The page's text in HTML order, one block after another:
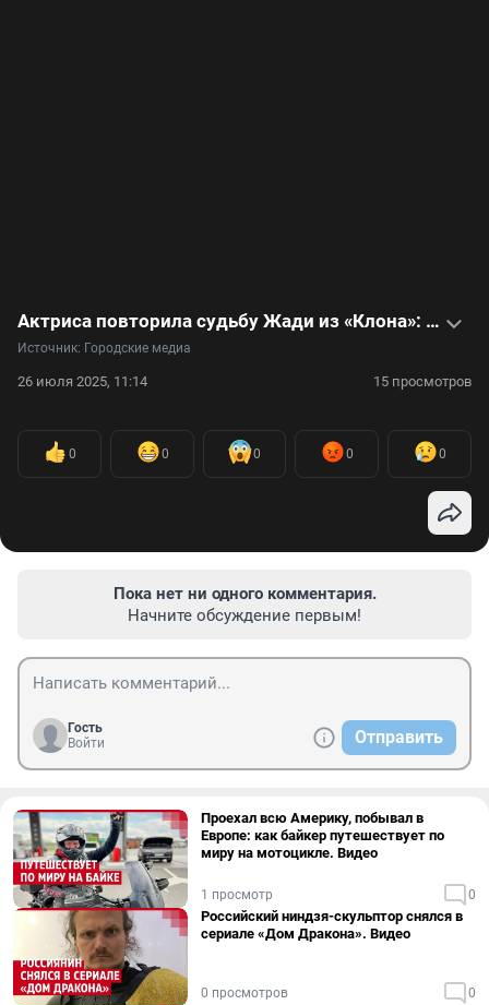
Актриса повторила судьбу Жади из «Клона»: видео
Источник: Городские медиа
26 июля 2025, 11:14 15 просмотров
0 0 0 0 0
Пока нет ни одного комментария.
Начните обсуждение первым!
Гость
Войти
Отправить
Проехал всю Америку, побывал в
Европе: как байкер путешествует по
миру на мотоцикле. Видео
1 просмотр 0
Российский ниндзя-скульптор снялся в
сериале «Дом Дракона». Видео
0 просмотров 0